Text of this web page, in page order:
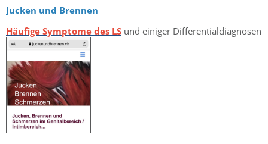
Jucken und Brennen
Häufige Symptome des LS und einiger Differentialdiagnosen